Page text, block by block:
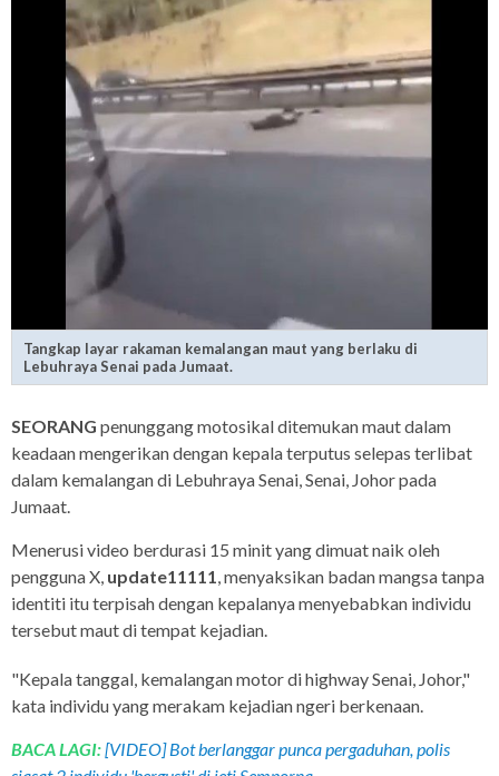
Tangkap layar rakaman kemalangan maut yang berlaku di
Lebuhraya Senai pada Jumaat.
SEORANG penunggang motosikal ditemukan maut dalam
keadaan mengerikan dengan kepala terputus selepas terlibat
dalam kemalangan di Lebuhraya Senai, Senai, Johor pada
Jumaat.
Menerusi video berdurasi 15 minit yang dimuat naik oleh
pengguna X, update11111, menyaksikan badan mangsa tanpa
identiti itu terpisah dengan kepalanya menyebabkan individu
tersebut maut di tempat kejadian.
"Kepala tanggal, kemalangan motor di highway Senai, Johor,"
kata individu yang merakam kejadian ngeri berkenaan.
BACA LAGI:[VIDEO] Bot berlanggar punca pergaduhan, polis